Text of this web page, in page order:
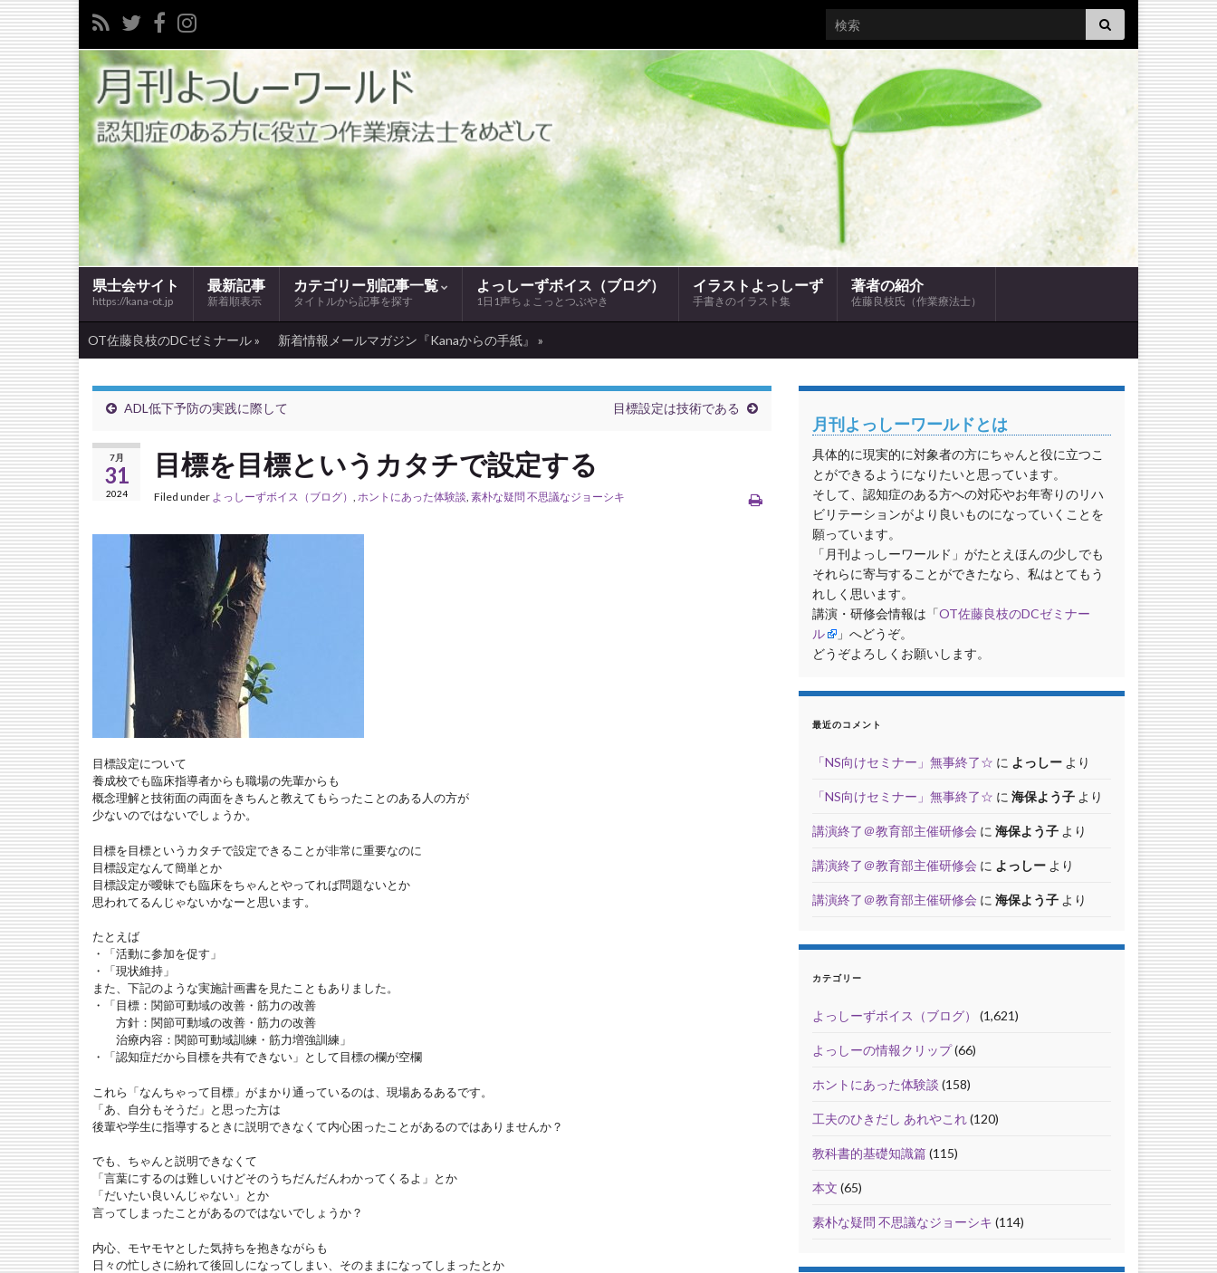
Search for:
県士会サイト
https://kana-ot.jp
最新記事
新着順表示
カテゴリー別記事一覧
タイトルから記事を探す
よっしーずボイス（ブログ）
1日1声ちょこっとつぶやき
イラストよっしーず
手書きのイラスト集
著者の紹介
佐藤良枝氏（作業療法士）
OT佐藤良枝のDCゼミナール » 新着情報メールマガジン『Kanaからの手紙』 »
ADL低下予防の実践に際して 目標設定は技術である
7月
31
2024
目標を目標というカタチで設定する
Filed under よっしーずボイス（ブログ） , ホントにあった体験談, 素朴な疑問 不思議なジョーシキ
目標設定について
養成校でも臨床指導者からも職場の先輩からも
概念理解と技術面の両面をきちんと教えてもらったことのある人の方が
少ないのではないでしょうか。
目標を目標というカタチで設定できることが非常に重要なのに
目標設定なんて簡単とか
目標設定が曖昧でも臨床をちゃんとやってれば問題ないとか
思われてるんじゃないかなーと思います。
たとえば
・「活動に参加を促す」
・「現状維持」
また、下記のような実施計画書を見たこともありました。
・「目標：関節可動域の改善・筋力の改善
方針：関節可動域の改善・筋力の改善
治療内容：関節可動域訓練・筋力増強訓練」
・「認知症だから目標を共有できない」として目標の欄が空欄
これら「なんちゃって目標」がまかり通っているのは、現場あるあるです。
「あ、自分もそうだ」と思った方は
後輩や学生に指導するときに説明できなくて内心困ったことがあるのではありませんか？
でも、ちゃんと説明できなくて
「言葉にするのは難しいけどそのうちだんだんわかってくるよ」とか
「だいたい良いんじゃない」とか
言ってしまったことがあるのではないでしょうか？
内心、モヤモヤとした気持ちを抱きながらも
日々の忙しさに紛れて後回しになってしまい、そのままになってしまったとか
月刊よっしーワールドとは
具体的に現実的に対象者の方にちゃんと役に立つこ
とができるようになりたいと思っています。
そして、認知症のある方への対応やお年寄りのリハ
ビリテーションがより良いものになっていくことを
願っています。
「月刊よっしーワールド」がたとえほんの少しでも
それらに寄与することができたなら、私はとてもう
れしく思います。
講演・研修会情報は「OT佐藤良枝のDCゼミナー
ル
」へどうぞ。
どうぞよろしくお願いします。
最近のコメント
「NS向けセミナー」無事終了☆ に よっしー より
「NS向けセミナー」無事終了☆ に 海保よう子 より
講演終了＠教育部主催研修会 に 海保よう子 より
講演終了＠教育部主催研修会 に よっしー より
講演終了＠教育部主催研修会 に 海保よう子 より
カテゴリー
よっしーずボイス（ブログ） (1,621)
よっしーの情報クリップ(66)
ホントにあった体験談 (158)
工夫のひきだし あれやこれ(120)
教科書的基礎知識篇 (115)
本文 (65)
素朴な疑問 不思議なジョーシキ (114)